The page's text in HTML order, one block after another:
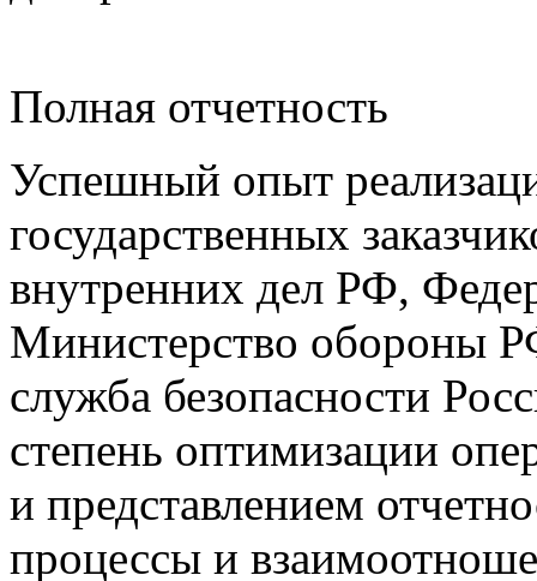
Полная отчетность
Успешный опыт
государственных
внутренних дел РФ,
Министерство обороны
служба безопасности
степень оптимизации
и представлением
процессы и